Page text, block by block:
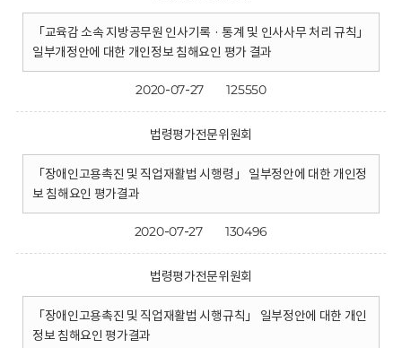
「교육감 소속 지방공무원 인사기록 · 통계 및 인사사무 처리 규칙」
일부개정안에 대한 개인정보 침해요인 평가 결과
2020-07-27 125550
법령평가전문위원회
「장애인고용촉진 및 직업재활법 시행령」 일부정안에 대한 개인정
보 침해요인 평가결과
2020-07-27 130496
법령평가전문위원회
「장애인고용촉진 및 직업재활법 시행규칙」 일부정안에 대한 개인
정보 침해요인 평가결과